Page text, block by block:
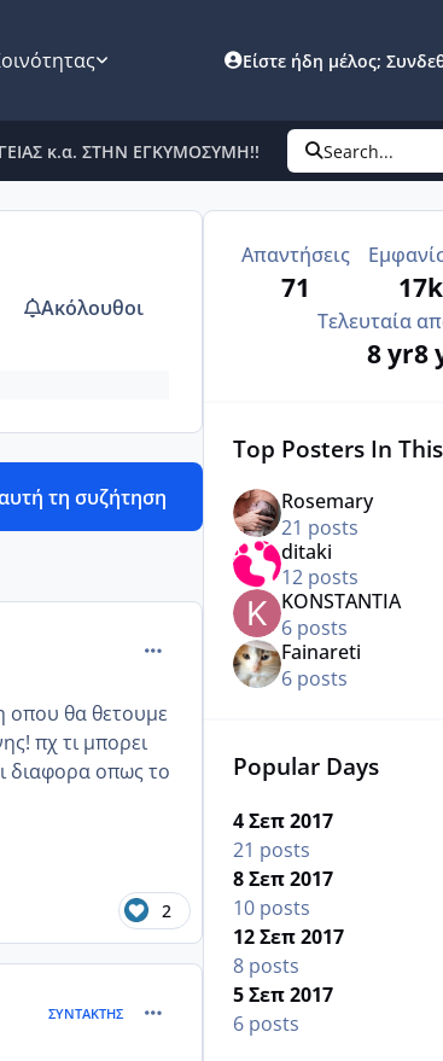
Είστε ήδη μέλος;
κ.α. ΣΤΗΝ ΕΓΚΥΜΟΣΥΜΗ!! Search...
Ακόλουθοι
τη συζήτηση
comment_989909
οπου θα θετουμε
πχ τι μπορει
διαφορα οπως το
2
ΣΥΝΤΆΚΤΗΣ comment_989911
Απαντήσεις
71 17k
Τελευταία
8 yr8
Top Posters In
Rosemary
21 posts
ditaki
12 posts
KONSTANTIA
6 posts
Fainareti
6 posts
Popular Days
4 Σεπ 2017
21 posts
8 Σεπ 2017
10 posts
12 Σεπ 2017
8 posts
5 Σεπ 2017
6 posts